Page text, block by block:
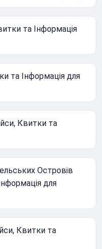
та Інформація
та Інформація для
Квитки та
Островів
для
Квитки та